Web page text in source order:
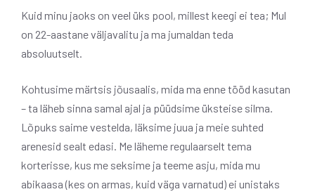
Kuid minu jaoks on veel üks pool, millest keegi ei tea; Mul
on 22-aastane väljavalitu ja ma jumaldan teda
absoluutselt.
Kohtusime märtsis jõusaalis, mida ma enne tööd kasutan
– ta läheb sinna samal ajal ja püüdsime üksteise silma.
Lõpuks saime vestelda, läksime juua ja meie suhted
arenesid sealt edasi. Me läheme regulaarselt tema
korterisse, kus me seksime ja teeme asju, mida mu
abikaasa (kes on armas, kuid väga varnatud) ei unistaks